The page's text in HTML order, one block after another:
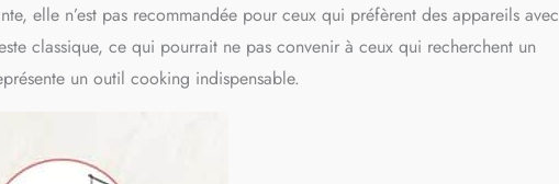
elle n’est pas recommandée pour ceux qui préfèrent des appareils avec
classique, ce qui pourrait ne pas convenir à ceux qui recherchent un
un outil cooking indispensable.